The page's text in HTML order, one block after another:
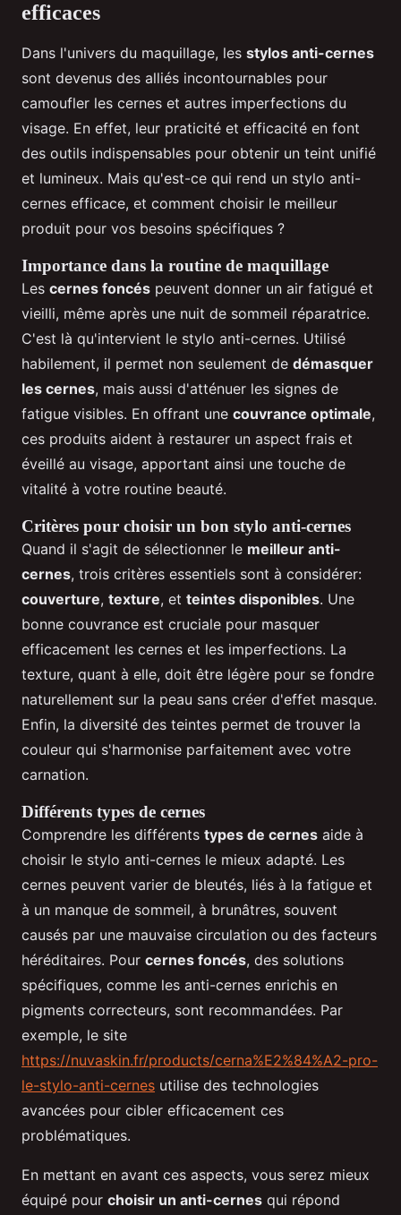
efficaces
Dans l'univers du maquillage, les stylos anti-cernes
sont devenus des alliés incontournables pour
camoufler les cernes et autres imperfections du
visage. En effet, leur praticité et efficacité en font
des outils indispensables pour obtenir un teint unifié
et lumineux. Mais qu'est-ce qui rend un stylo anti-
cernes efficace, et comment choisir le meilleur
produit pour vos besoins spécifiques ?
Importance dans la routine de maquillage
Les cernes foncés peuvent donner un air fatigué et
vieilli, même après une nuit de sommeil réparatrice.
C'est là qu'intervient le stylo anti-cernes. Utilisé
habilement, il permet non seulement de démasquer
les cernes, mais aussi d'atténuer les signes de
fatigue visibles. En offrant une couvrance optimale,
ces produits aident à restaurer un aspect frais et
éveillé au visage, apportant ainsi une touche de
vitalité à votre routine beauté.
Critères pour choisir un bon stylo anti-cernes
Quand il s'agit de sélectionner le meilleur anti-
cernes, trois critères essentiels sont à considérer:
couverture, texture, et teintes disponibles. Une
bonne couvrance est cruciale pour masquer
efficacement les cernes et les imperfections. La
texture, quant à elle, doit être légère pour se fondre
naturellement sur la peau sans créer d'effet masque.
Enfin, la diversité des teintes permet de trouver la
couleur qui s'harmonise parfaitement avec votre
carnation.
Différents types de cernes
Comprendre les différents types de cernes aide à
choisir le stylo anti-cernes le mieux adapté. Les
cernes peuvent varier de bleutés, liés à la fatigue et
à un manque de sommeil, à brunâtres, souvent
causés par une mauvaise circulation ou des facteurs
héréditaires. Pour cernes foncés, des solutions
spécifiques, comme les anti-cernes enrichis en
pigments correcteurs, sont recommandées. Par
exemple, le site
https://nuvaskin.fr/products/cerna%E2%84%A2-pro-
le-stylo-anti-cernes utilise des technologies
avancées pour cibler efficacement ces
problématiques.
En mettant en avant ces aspects, vous serez mieux
équipé pour choisir un anti-cernes qui répond